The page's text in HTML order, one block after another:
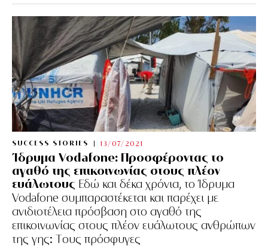
SUCCESS STORIES 13/07/2021
Ίδρυμα Vodafone: Προσφέροντας το
αγαθό της επικοινωνίας στους πλέον
ευάλωτους Εδώ και δέκα χρόνια, το Ίδρυμα
Vodafone συμπαραστέκεται και παρέχει με
ανιδιοτέλεια πρόσβαση στο αγαθό της
επικοινωνίας στους πλέον ευάλωτους ανθρώπων
της γης: Tους πρόσφυγες